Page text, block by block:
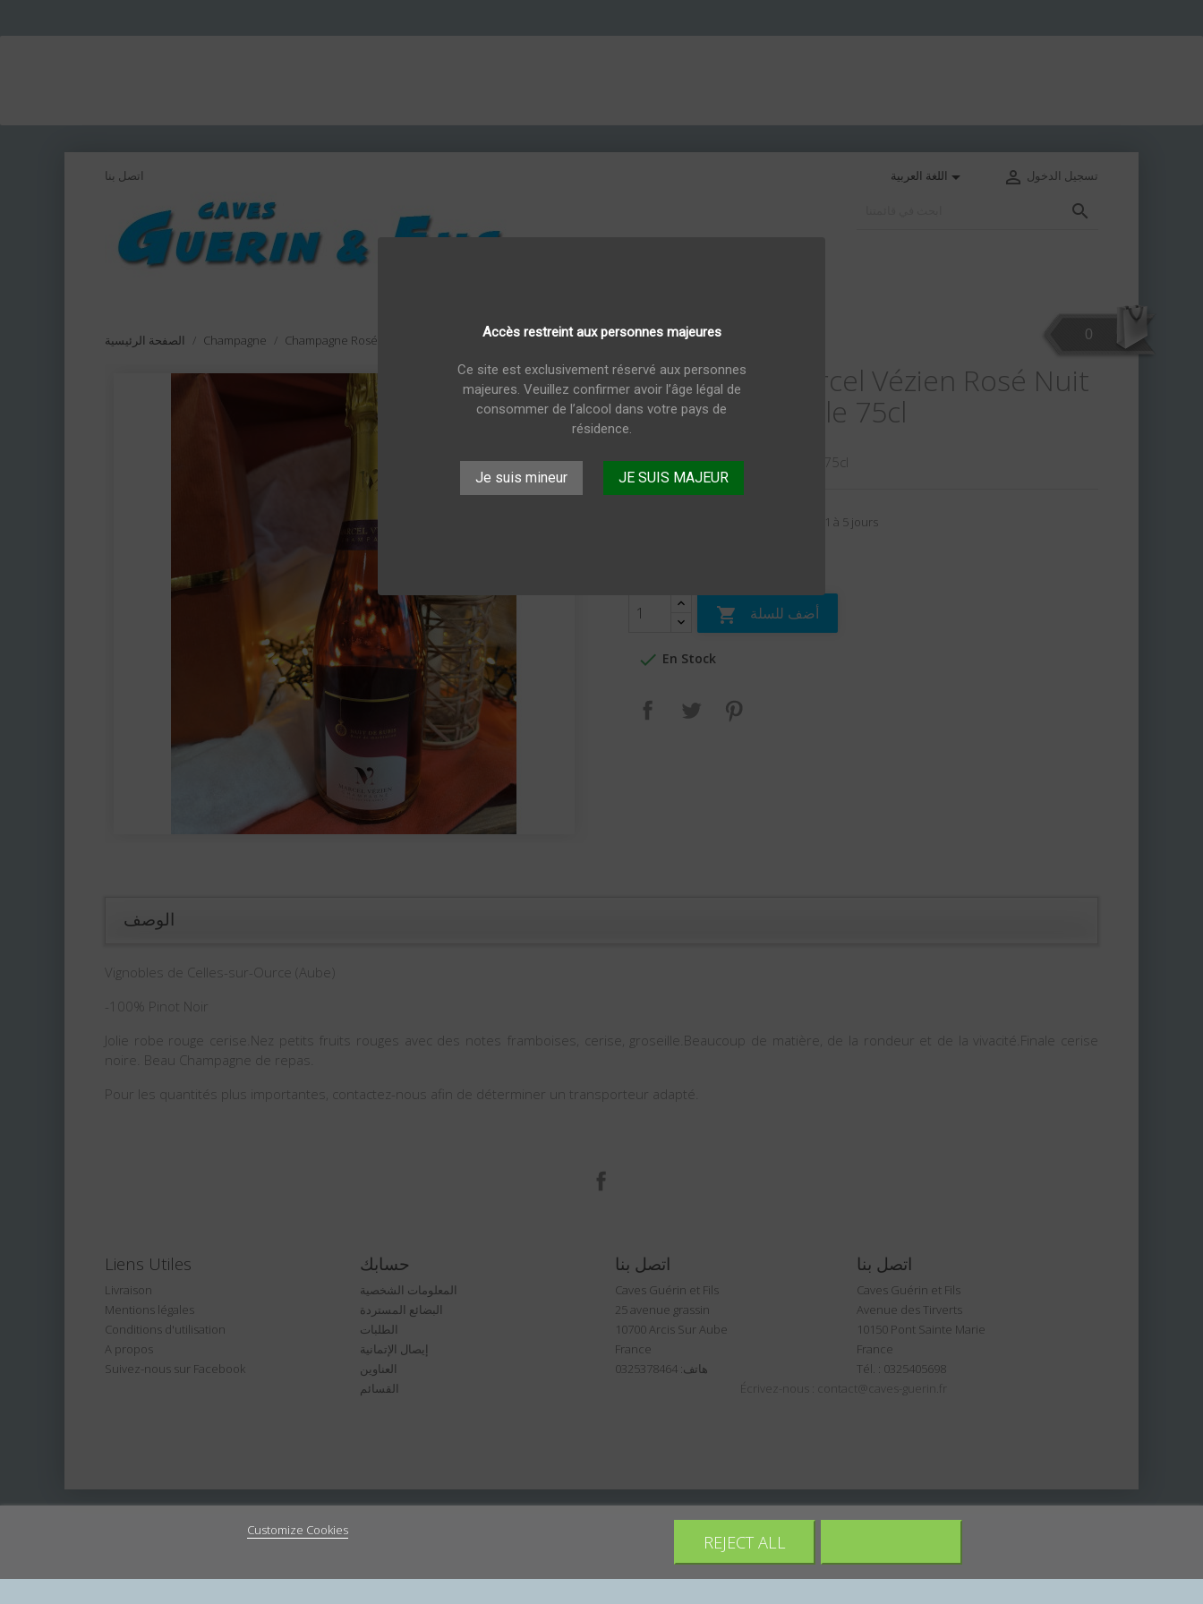
Accès restreint aux personnes majeures
Ce site est exclusivement réservé aux personnes
majeures. Veuillez confirmer avoir l’âge légal de
consommer de l’alcool dans votre pays de
résidence.
Je suis mineur JE SUIS MAJEUR
اتصل بنا اللغة العربية  تسجيل الدخول

0 الصفحة الرئيسية Champagne Champagne Rosé 75cl Champagne Marcel Vézien Rosé Nuit de Rubis bouteille 75cl
Champagne Marcel Vézien Rosé Nuit
de Rubis bouteille 75cl
Champagne Marcel Vézien Rosé 75cl
Livraison: 1 à 5 jours
 أضف للسلة
 En Stock
مشاركة تغريدة
الوصف
Vignobles de Celles-sur-Ource (Aube)
-100% Pinot Noir
Jolie robe rouge cerise.Nez petits fruits rouges avec des notes framboises, cerise, groseille.Beaucoup de matière, de la rondeur et de la vivacité.Finale cerise
noire. Beau Champagne de repas.
Pour les quantités plus importantes, contactez-nous afin de déterminer un transporteur adapté.
Liens Utiles
Livraison
Mentions légales
Conditions d'utilisation
A propos
Suivez-nous sur Facebook
حسابك
المعلومات الشخصية
البضائع المستردة
الطلبات
إيصال الإتمانية
العناوين
القسائم
اتصل بنا
Caves Guérin et Fils
25 avenue grassin
10700 Arcis Sur Aube
France
هاتف: 0325378464
اتصل بنا
Caves Guérin et Fils
Avenue des Tirverts
10150 Pont Sainte Marie
France
Tél. : 0325405698
Écrivez-nous :
contact@caves-guerin.fr
Customize Cookies
REJECT ALL